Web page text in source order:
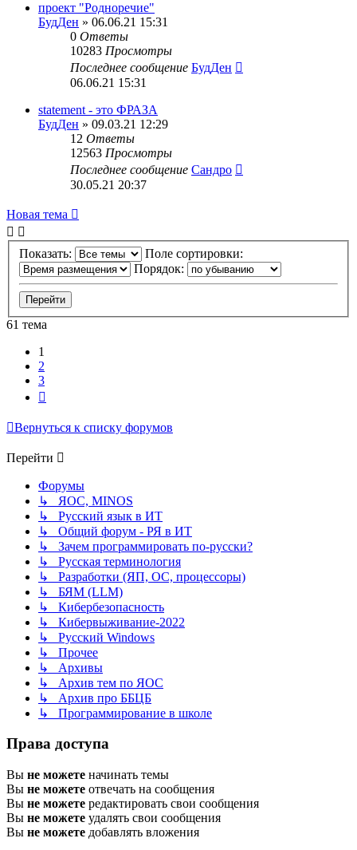
проект "Родноречие"
БудДен » 06.06.21 15:31
0 Ответы
10283 Просмотры
Последнее сообщение БудДен
06.06.21 15:31
statement - это ФРАЗА
БудДен » 09.03.21 12:29
12 Ответы
12563 Просмотры
Последнее сообщение Сандро
30.05.21 20:37
Новая тема
Показать:
Поле сортировки:
Порядок:
61 тема
1
2
3
Вернуться к списку форумов
Перейти
Форумы
↳ ЯОС, MINOS
↳ Русский язык в ИТ
↳ Общий форум - РЯ в ИТ
↳ Зачем программировать по-русски?
↳ Русская терминология
↳ Разработки (ЯП, ОС, процессоры)
↳ БЯМ (LLM)
↳ Кибербезопасность
↳ Кибервыживание-2022
↳ Русский Windows
↳ Прочее
↳ Архивы
↳ Архив тем по ЯОС
↳ Архив про ББЦБ
↳ Программирование в школе
Права доступа
Вы не можете начинать темы
Вы не можете отвечать на сообщения
Вы не можете редактировать свои сообщения
Вы не можете удалять свои сообщения
Вы не можете добавлять вложения